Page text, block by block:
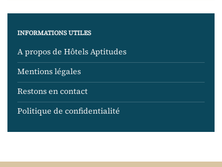
INFORMATIONS UTILES
A propos de Hôtels Aptitudes
Mentions légales
Restons en contact
Politique de confidentialité